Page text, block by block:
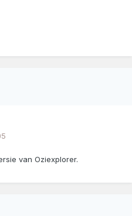
van Oziexplorer.